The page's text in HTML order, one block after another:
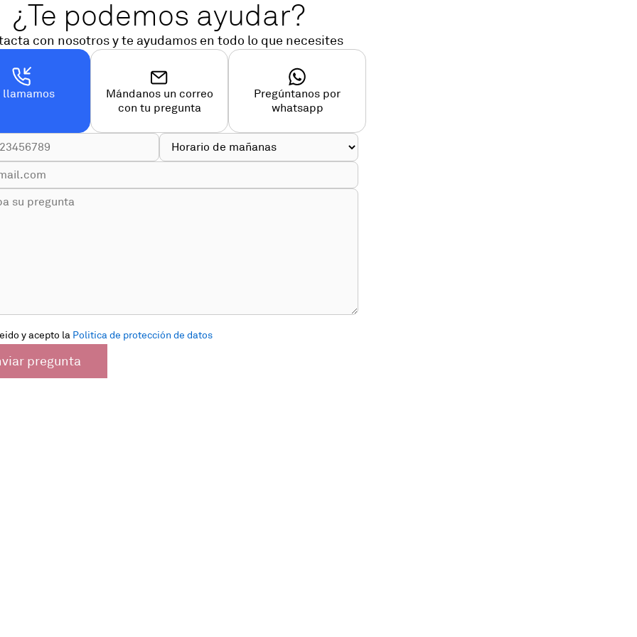
¿Te podemos ayudar?
con nosotros y te ayudamos en todo lo que necesites
llamamos
Mándanos un correo
con tu pregunta
Pregúntanos por
whatsapp
y acepto la Politica de protección de datos
pregunta